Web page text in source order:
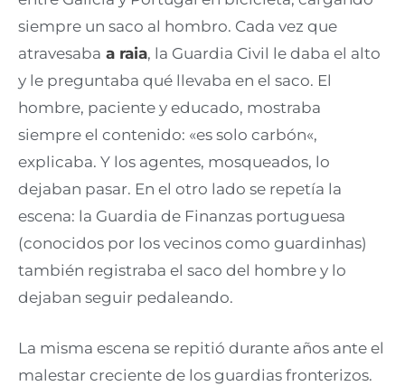
siempre un saco al hombro. Cada vez que
atravesaba a raia, la Guardia Civil le daba el alto
y le preguntaba qué llevaba en el saco. El
hombre, paciente y educado, mostraba
siempre el contenido: «es solo carbón«,
explicaba. Y los agentes, mosqueados, lo
dejaban pasar. En el otro lado se repetía la
escena: la Guardia de Finanzas portuguesa
(conocidos por los vecinos como guardinhas)
también registraba el saco del hombre y lo
dejaban seguir pedaleando.
La misma escena se repitió durante años ante el
malestar creciente de los guardias fronterizos.